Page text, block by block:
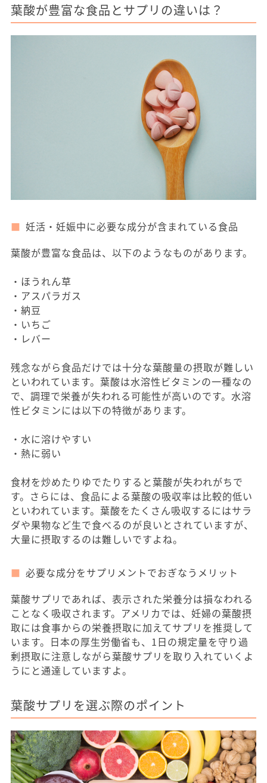
葉酸が豊富な食品とサプリの違いは？
妊活・妊娠中に必要な成分が含まれている食品
葉酸が豊富な食品は、以下のようなものがあります。
・ほうれん草
・アスパラガス
・納豆
・いちご
・レバー
残念ながら食品だけでは十分な葉酸量の摂取が難しい
といわれています。葉酸は水溶性ビタミンの一種なの
で、調理で栄養が失われる可能性が高いのです。水溶
性ビタミンには以下の特徴があります。
・水に溶けやすい
・熱に弱い
食材を炒めたりゆでたりすると葉酸が失われがちで
す。さらには、食品による葉酸の吸収率は比較的低い
といわれています。葉酸をたくさん吸収するにはサラ
ダや果物など生で食べるのが良いとされていますが、
大量に摂取するのは難しいですよね。
必要な成分をサプリメントでおぎなうメリット
葉酸サプリであれば、表示された栄養分は損なわれる
ことなく吸収されます。アメリカでは、妊婦の葉酸摂
取には食事からの栄養摂取に加えてサプリを推奨して
います。日本の厚生労働省も、1日の規定量を守り過
剰摂取に注意しながら葉酸サプリを取り入れていくよ
うにと通達していますよ。
葉酸サプリを選ぶ際のポイント